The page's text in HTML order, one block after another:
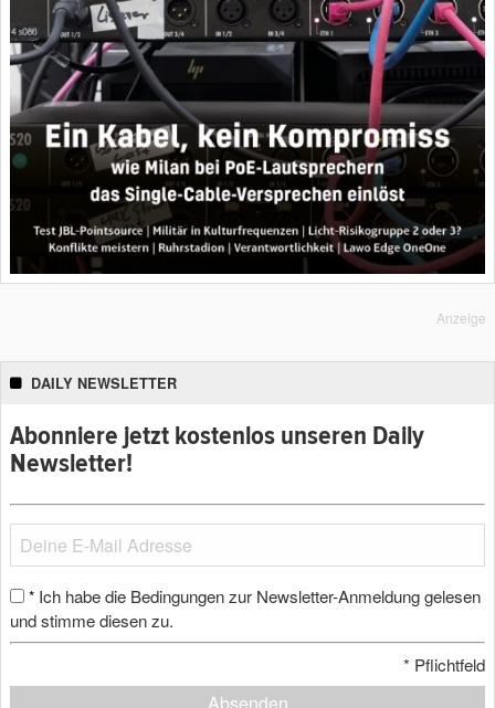
Anzeige
DAILY NEWSLETTER
Abonniere jetzt kostenlos unseren Daily
Newsletter!
* Ich habe die Bedingungen zur Newsletter-Anmeldung gelesen
und stimme diesen zu.
* Pflichtfeld
Absenden